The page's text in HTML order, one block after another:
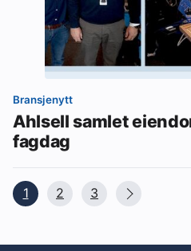
Bransjenytt
Ahlsell samlet
fagdag
1 2 3